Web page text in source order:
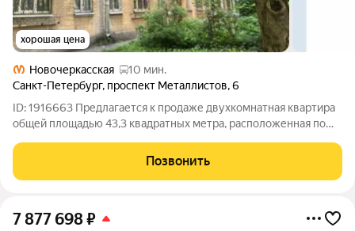
хорошая цена
Новочеркасская
10 мин.
Санкт-Петербург, проспект Металлистов,6
ID: 1916663 Предлагается к продаже двухкомнатная квартира
общей площадью 43,3 квадратных метра, расположенная по
Металлистов, дом 6. Квартира находится на втором этаже
пятиэтажного кирпичного
Позвонить
7 877 698₽